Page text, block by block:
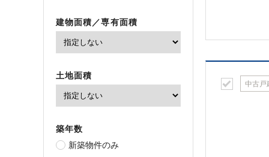
建物面積／専有面積
土地面積
築年数
新築物件のみ
中古戸